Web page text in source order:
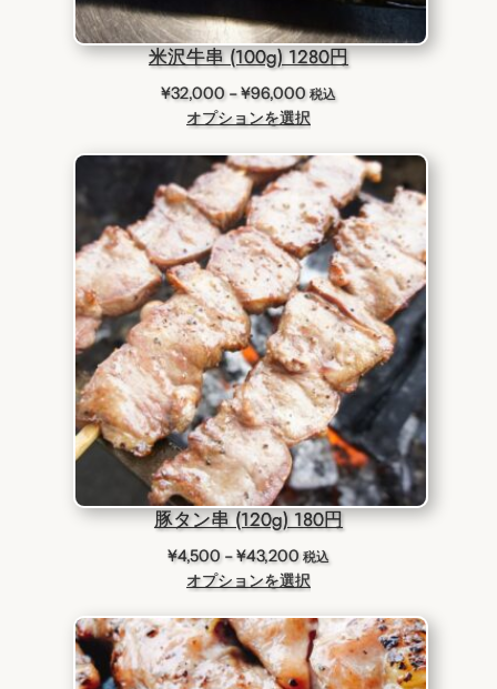
5
米沢牛串 (100g) 1280円
¥32,000 –¥96,000価
格
:
¥
3
2
,
0
0
0
–
¥
9
6
,
0
0
0
税込
オプションを選択
豚タン串 (120g) 180円
¥4,500 –¥43,200価
格
:
¥
4
税込
オプションを選択